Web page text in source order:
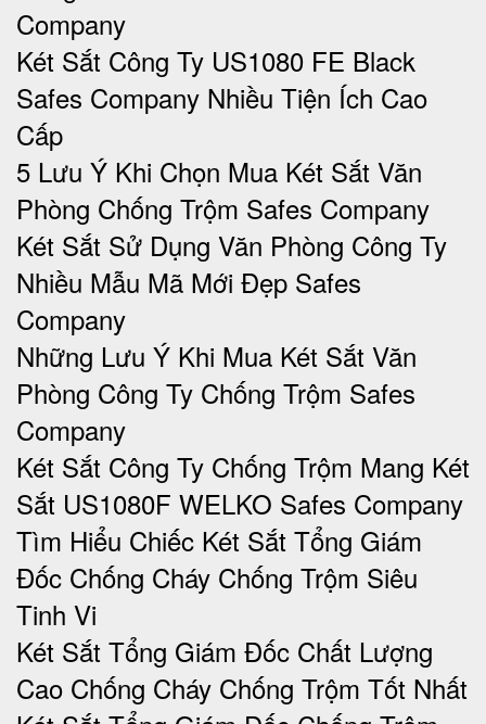
Company
Két Sắt Công Ty US1080 FE Black
Safes Company Nhiều Tiện Ích Cao
Cấp
5 Lưu Ý Khi Chọn Mua Két Sắt Văn
Phòng Chống Trộm Safes Company
Két Sắt Sử Dụng Văn Phòng Công Ty
Nhiều Mẫu Mã Mới Đẹp Safes
Company
Những Lưu Ý Khi Mua Két Sắt Văn
Phòng Công Ty Chống Trộm Safes
Company
Két Sắt Công Ty Chống Trộm Mang Két
Sắt US1080F WELKO Safes Company
Tìm Hiểu Chiếc Két Sắt Tổng Giám
Đốc Chống Cháy Chống Trộm Siêu
Tinh Vi
Két Sắt Tổng Giám Đốc Chất Lượng
Cao Chống Cháy Chống Trộm Tốt Nhất